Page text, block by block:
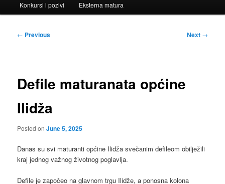
Konkursi i pozivi Eksterna matura
Post
← Previous Next →
Defile maturanata općine
Ilidža
Posted onJune 5, 2025
Danas su svi maturanti općine Ilidža svečanim defileom obilježili
kraj jednog važnog životnog poglavlja.
Defile je započeo na glavnom trgu Ilidže, a ponosna kolona